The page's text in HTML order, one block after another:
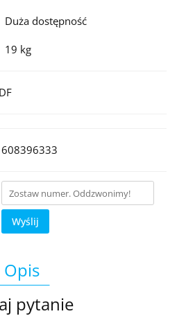
Duża dostępność
19 kg
Wyślij
Opis
pytanie